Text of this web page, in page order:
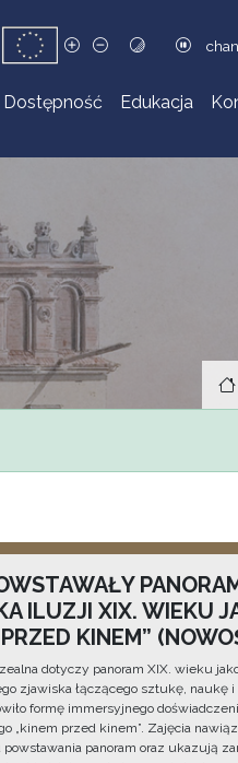
Dostępność Edukacja
ILUZJI XIX. WIEKU
KINEM”
dotyczy panoram XIX. wieku
zjawiska łączącego sztukę, naukę
formę immersyjnego
„kinem przed kinem”. Zajęcia
powstawania panoram oraz ukazują